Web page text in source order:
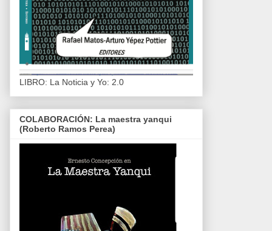
LIBRO: La Noticia y Yo: 2.0
COLABORACIÓN: La maestra yanqui
(Roberto Ramos Perea)